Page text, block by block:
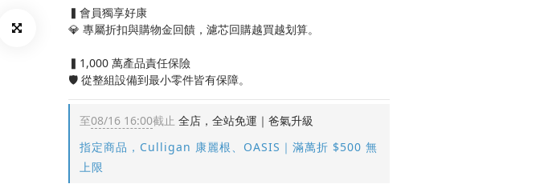
▍會員獨享好康
💎 專屬折扣與購物金回饋，濾芯回購越買越划算。
▍1,000 萬產品責任保險
🛡️ 從整組設備到最小零件皆有保障。
至08/16 16:00截止 全店，全站免運｜爸氣升級
指定商品，Culligan 康麗根、OASIS｜滿萬折 $500 無
上限